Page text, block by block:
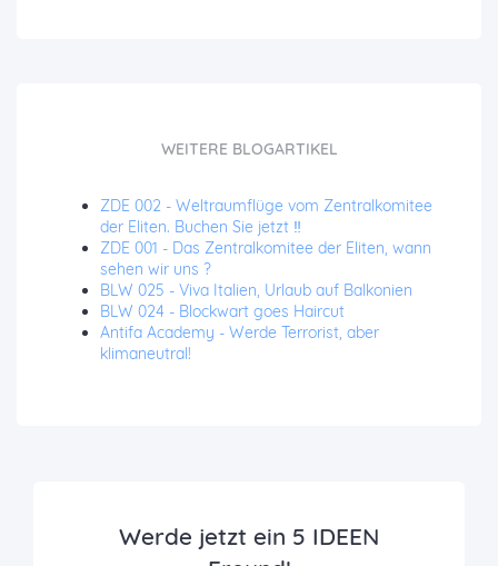
WEITERE BLOGARTIKEL
ZDE 002 - Weltraumflüge vom Zentralkomitee
der Eliten. Buchen Sie jetzt ‼️
ZDE 001 - Das Zentralkomitee der Eliten, wann
sehen wir uns ?
BLW 025 - Viva Italien, Urlaub auf Balkonien
BLW 024 - Blockwart goes Haircut
Antifa Academy - Werde Terrorist, aber
klimaneutral!
Werde jetzt ein 5 IDEEN